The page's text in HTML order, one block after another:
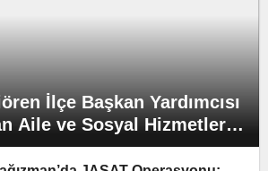
İlçe Başkan Yardımcısı
Aile ve Sosyal Hizmetler
Önemli Ziyaret